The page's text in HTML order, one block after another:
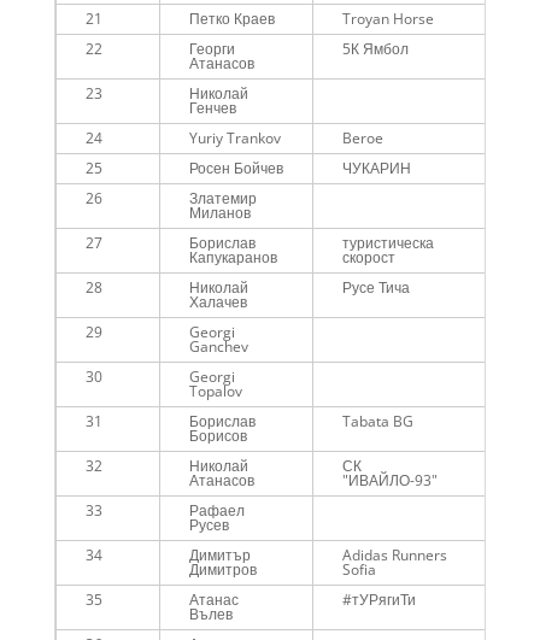
21 Петко Краев Troyan Horse
22
Георги
Атанасов
5К Ямбол
23 Николай
Генчев
24 Yuriy Trankov Beroe
25
Росен Бойчев ЧУКАРИН
26
Златемир
Миланов
27 Борислав
Капукаранов
туристическа
скорост
28 Николай
Халачев
Русе Тича
29 Georgi
Ganchev
30 Georgi
Topalov
31 Борислав
Борисов
Tabata BG
32 Николай
Атанасов
СК
"ИВАЙЛО-93"
33 Рафаел
Русев
34 Димитър
Димитров
Adidas Runners
Sofia
35
Атанас
Вълев
#тУРягиТи